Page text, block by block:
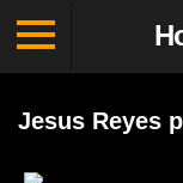
Jesus Reyes